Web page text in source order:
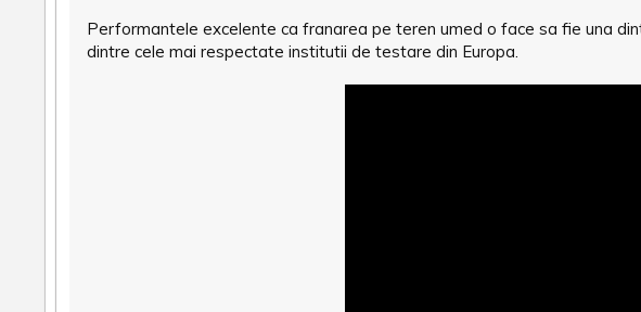
Performantele excelente ca franarea pe teren umed o face sa fie una
dintre cele mai respectate institutii de testare din Europa.